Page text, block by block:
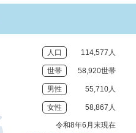
人口 114,577人
世帯 58,920世帯
男性 55,710人
女性 58,867人
令和8年6月末現在